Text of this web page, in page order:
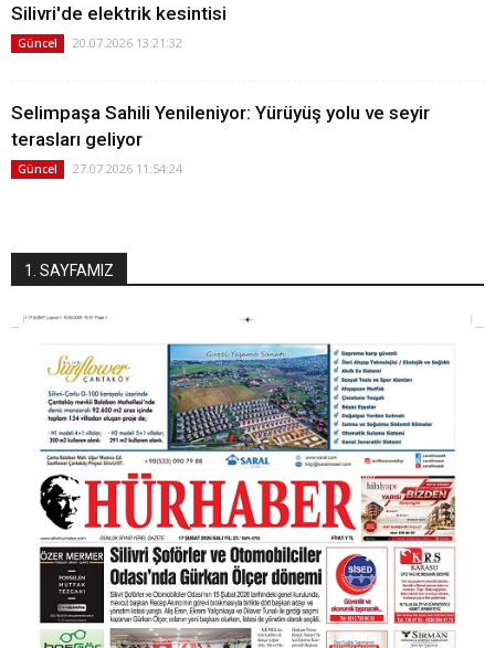
Silivri'de elektrik kesintisi
Güncel 20.07.2026 13:21:32
Selimpaşa Sahili Yenileniyor: Yürüyüş yolu ve seyir
terasları geliyor
Güncel 27.07.2026 11:54:24
1. SAYFAMIZ